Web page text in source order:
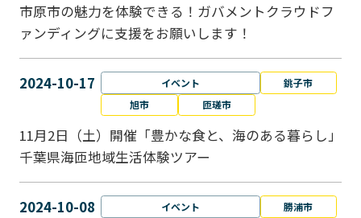
市原市の魅力を体験できる！ガバメントクラウドフ
ァンディングに支援をお願いします！
2024-10-17 イベント
銚子市
旭市
匝瑳市
11月2日（土）開催「豊かな食と、海のある暮らし」
千葉県海匝地域生活体験ツアー
2024-10-08 イベント 勝浦市